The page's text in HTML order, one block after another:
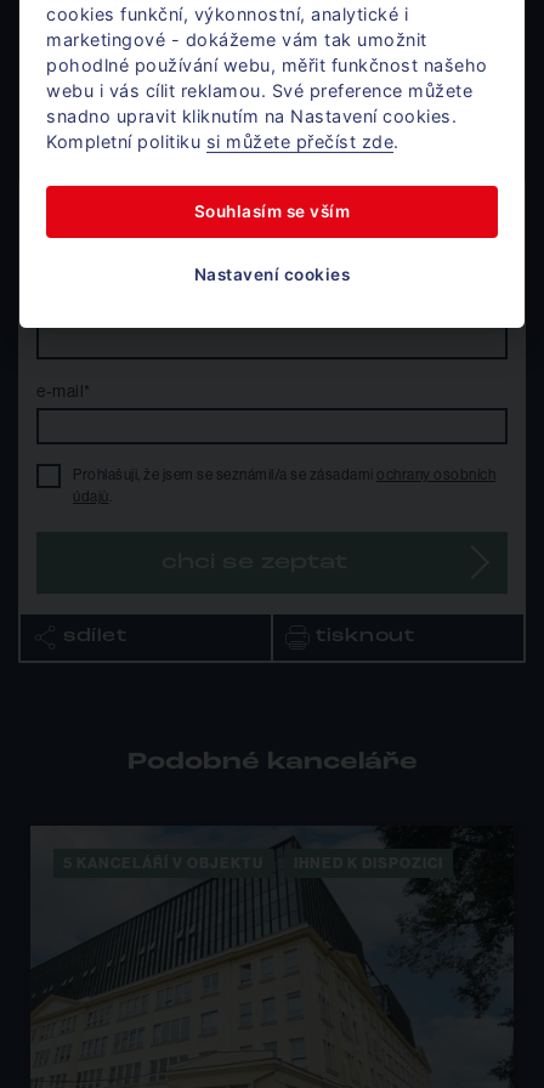
+420 724 405 300
Po - Pá / 8 - 17h
karim@donajmu.cz
Nechte mi na vás kontakt
e-mail*
Prohlašuji, že jsem se seznámil/a se zásadami ochrany osobních
údajů
sdílet tisknout
Podobné kanceláře
cookies funkční, výkonnostní, analytické i
marketingové - dokážeme vám tak umožnit
pohodlné používání webu, měřit funkčnost našeho
webu i vás cílit reklamou. Své preference můžete
snadno upravit kliknutím na Nastavení cookies.
Kompletní politiku si můžete přečíst zde.
Souhlasím se vším
Nastavení cookies